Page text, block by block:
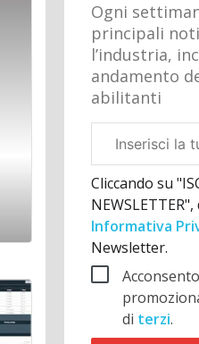
Ogni
principali
l’industria,
andamento
abilitanti
aziendale
Cliccando su
Informativa
Newsletter.
di terzi.